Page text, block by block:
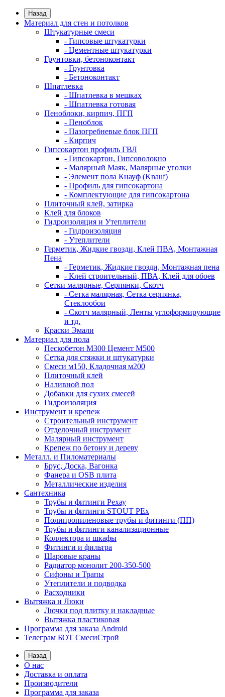
Назад
Материал для стен и потолков
Штукатурные смеси
- Гипсовые штукатурки
- Цементные штукатурки
Грунтовки, бетоноконтакт
- Грунтовка
- Бетоноконтакт
Шпатлевка
- Шпатлевка в мешках
- Шпатлевка готовая
Пеноблоки, кирпич, ПГП
- Пеноблок
- Пазогребневые блок ПГП
- Кирпич
Гипсокартон профиль ГВЛ
- Гипсокартон, Гипсоволокно
- Малярный Маяк, Малярные уголки
- Элемент пола Кнауф (Knauf)
- Профиль для гипсокартона
- Комплектующие для гипсокартона
Плиточный клей, затирка
Клей для блоков
Гидроизоляция и Утеплители
- Гидроизоляция
- Утеплители
Герметик, Жидкие гвозди, Клей ПВА, Монтажная
Пена
- Герметик, Жидкие гвозди, Монтажная пена
- Клей строительный, ПВА, Клей для обоев
Сетки малярные, Серпянки, Скотч
- Сетка малярная, Сетка серпянка,
Стеклообои
- Скотч малярный, Ленты углоформирующие
и тд.
Краски Эмали
Материал для пола
Пескобетон М300 Цемент М500
Сетка для стяжки и штукатурки
Смеси м150, Кладочная м200
Плиточный клей
Наливной пол
Добавки для сухих смесей
Гидроизоляция
Инструмент и крепеж
Строительный инструмент
Отделочный инструмент
Малярный инструмент
Крепеж по бетону и дереву
Металл. и Пиломатериалы
Брус, Доска, Вагонка
Фанера и OSB плита
Металлические изделия
Сантехника
Трубы и фитинги Рехау
Трубы и фитинги STOUT PEx
Полипропиленовые трубы и фитинги (ПП)
Трубы и фитинги канализационные
Коллектора и шкафы
Фитинги и фильтра
Шаровые краны
Радиатор монолит 200-350-500
Сифоны и Трапы
Утеплители и подводка
Расходники
Вытяжка и Люки
Лючки под плитку и накладные
Вытяжка пластиковая
Программа для заказа Android
Телеграм БОТ СмесиСтрой
Назад
О нас
Доставка и оплата
Производители
Программа для заказа